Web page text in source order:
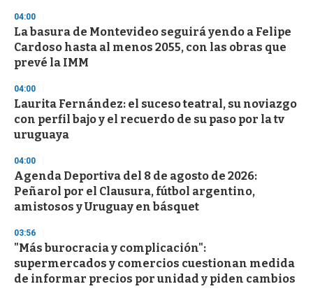
s
e
c
o
n
d
04:00
La basura de Montevideo seguirá yendo a Felipe
Cardoso hasta al menos 2055, con las obras que
prevé la IMM
04:00
Laurita Fernández: el suceso teatral, su noviazgo
con perfil bajo y el recuerdo de su paso por la tv
uruguaya
04:00
Agenda Deportiva del 8 de agosto de 2026:
Peñarol por el Clausura, fútbol argentino,
amistosos y Uruguay en básquet
03:56
"Más burocracia y complicación":
supermercados y comercios cuestionan medida
de informar precios por unidad y piden cambios